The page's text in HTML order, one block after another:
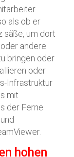
als ob er
säße, um dort
andere
bringen oder
oder
Infrastruktur
mit
der Ferne
hohen